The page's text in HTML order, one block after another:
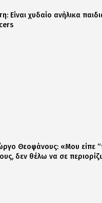
Είναι χυδαίο ανήλικα
Θεοφάνους: «Μου είπε
δεν θέλω να σε